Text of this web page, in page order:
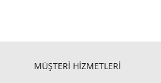
MÜŞTERİ HİZMETLERİ